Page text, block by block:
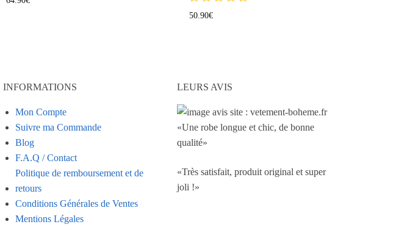
50.90€
INFORMATIONS
Mon Compte
Suivre ma Commande
Blog
F.A.Q / Contact
Politique de remboursement et de
retours
Conditions Générales de Ventes
Mentions Légales
LEURS AVIS
«Une robe longue et chic, de bonne
qualité»
«Très satisfait, produit original et super
joli !»